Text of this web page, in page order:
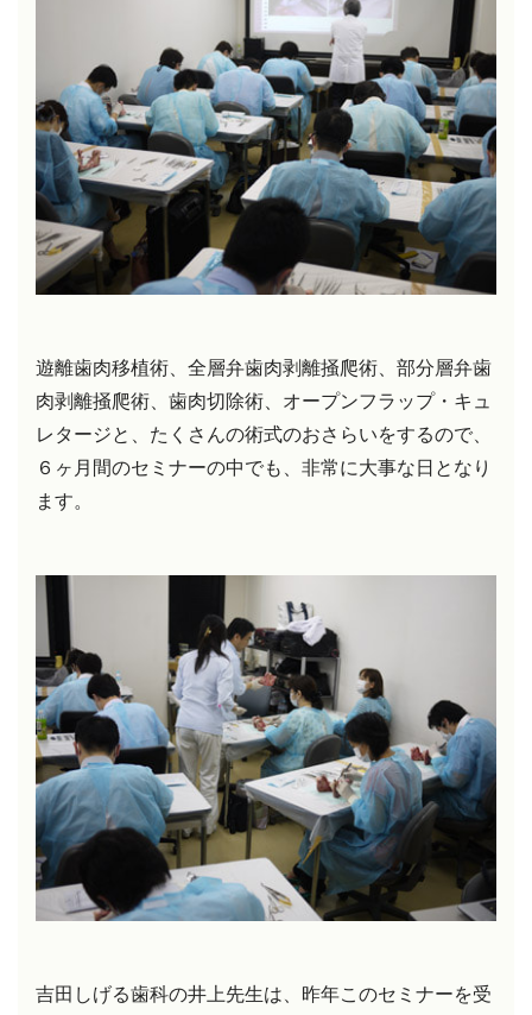
遊離歯肉移植術、全層弁歯肉剥離掻爬術、部分層弁歯
肉剥離掻爬術、歯肉切除術、オープンフラップ・キュ
レタージと、たくさんの術式のおさらいをするので、
６ヶ月間のセミナーの中でも、非常に大事な日となり
ます。
吉田しげる歯科の井上先生は、昨年このセミナーを受